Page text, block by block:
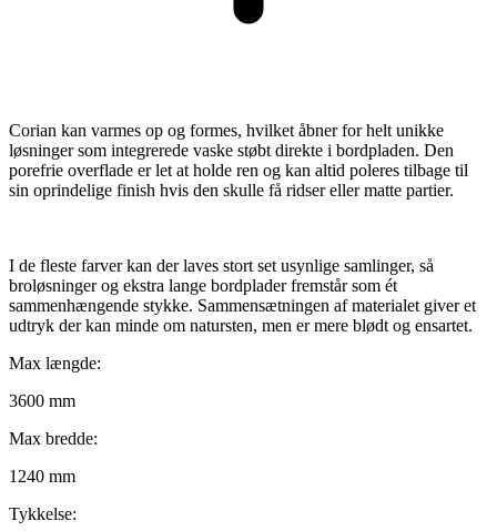
Corian kan varmes op og formes, hvilket åbner for helt unikke
løsninger som integrerede vaske støbt direkte i bordpladen. Den
porefrie overflade er let at holde ren og kan altid poleres tilbage til
sin oprindelige finish hvis den skulle få ridser eller matte partier.
I de fleste farver kan der laves stort set usynlige samlinger, så
broløsninger og ekstra lange bordplader fremstår som ét
sammenhængende stykke. Sammensætningen af materialet giver et
udtryk der kan minde om natursten, men er mere blødt og ensartet.
Max længde:
3600 mm
Max bredde:
1240 mm
Tykkelse: